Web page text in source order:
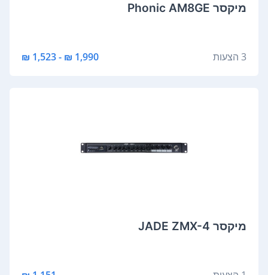
‏מיקסר Phonic AM8GE
3 הצעות 1,990 ₪ - 1,523 ₪
‏מיקסר JADE ZMX-4